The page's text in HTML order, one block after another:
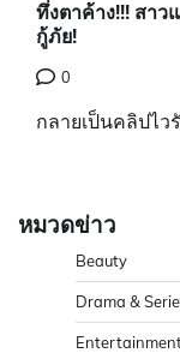
ทึ่งตาค้าง!!! สาว
กู้ภัย!
0
กลายเป็นคลิปไว
หมวดข่าว
Beauty
Drama &